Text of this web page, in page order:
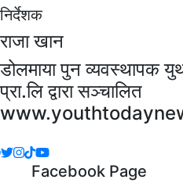
निर्देशक
राजा खान
डोलमाया पुन व्यवस्थापक
प्रा.लि द्वारा सञ्चालित
Facebook Page